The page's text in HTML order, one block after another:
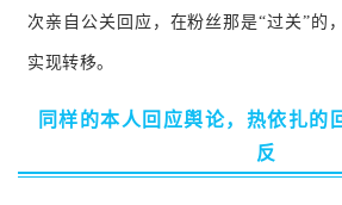
次亲自公关回应，在粉丝那是“过关”的
实现转移。
同样的本人回应舆论，热依扎的
反